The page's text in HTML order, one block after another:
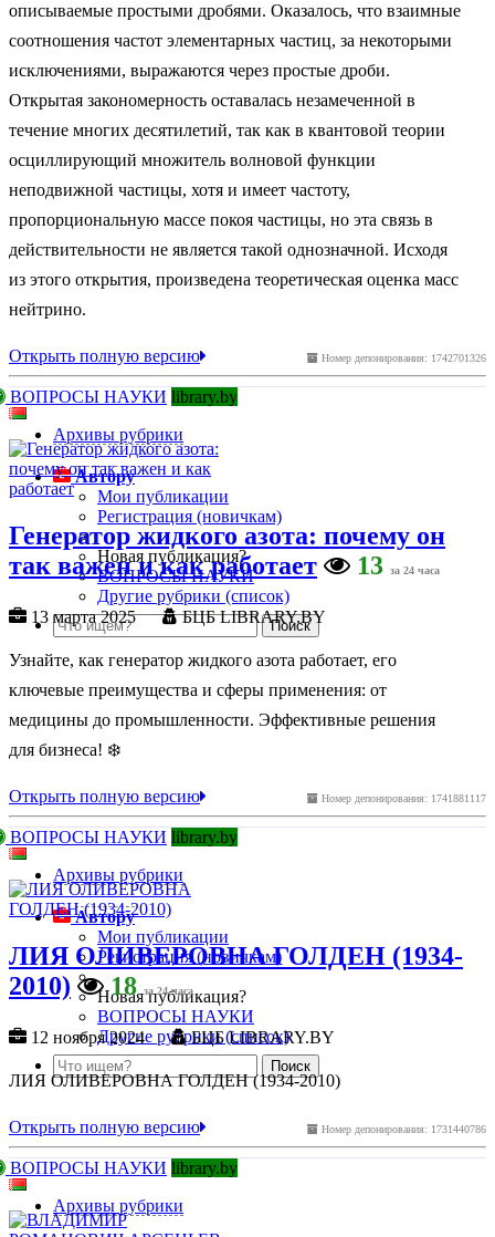
описываемые простыми дробями. Оказалось, что взаимные
соотношения частот элементарных частиц, за некоторыми
исключениями, выражаются через простые дроби.
Открытая закономерность оставалась незамеченной в
течение многих десятилетий, так как в квантовой теории
осциллирующий множитель волновой функции
неподвижной частицы, хотя и имеет частоту,
пропорциональную массе покоя частицы, но эта связь в
действительности не является такой однозначной. Исходя
из этого открытия, произведена теоретическая оценка масс
нейтрино.
Номер депонирования: 1742701326
Открыть полную версию
ВОПРОСЫ НАУКИ library.by
Архивы рубрики
Автору
Мои публикации
Регистрация (новичкам)
Новая публикация?
ВОПРОСЫ НАУКИ
Другие рубрики (список)
Генератор жидкого азота: почему он
так важен и как работает
13 за 24 часа
13 марта 2025 БЦБ LIBRARY.BY
Узнайте, как генератор жидкого азота работает, его
ключевые преимущества и сферы применения: от
медицины до промышленности. Эффективные решения
для бизнеса! ❄️
Номер депонирования: 1741881117
Открыть полную версию
ВОПРОСЫ НАУКИ library.by
Архивы рубрики
Автору
Мои публикации
Регистрация (новичкам)
Новая публикация?
ВОПРОСЫ НАУКИ
Другие рубрики (список)
ЛИЯ ОЛИВЕРОВНА ГОЛДЕН (1934-
2010)
18 за 24 часа
12 ноября 2024 БЦБ LIBRARY.BY
ЛИЯ ОЛИВЕРОВНА ГОЛДЕН (1934-2010)
Номер депонирования: 1731440786
Открыть полную версию
ВОПРОСЫ НАУКИ library.by
Архивы рубрики